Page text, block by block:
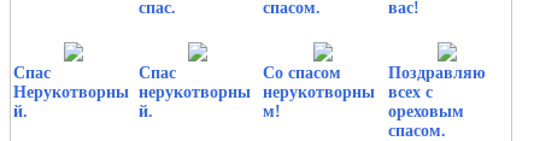
спас.
спасом.
вас!
Спас
Нерукотворны
й.
Спас
нерукотворны
й.
Со спасом
нерукотворны
м!
Поздравляю
всех с
ореховым
спасом.